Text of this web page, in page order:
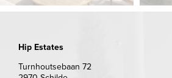
Hip Estates
Turnhoutsebaan 72